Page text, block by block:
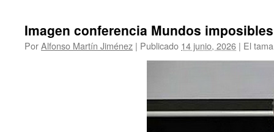
Imagen conferencia Mundos
PorAlfonso Martín Jiménez | Publicado 14 junio, 2026 | El